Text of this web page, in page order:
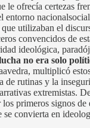
le ofrecía certezas
entorno
utilizaban el
convencidos de
ideológica,
no era solo
multiplicó
de rutinas y la
extremistas.
los primeros signos de
se convierta en